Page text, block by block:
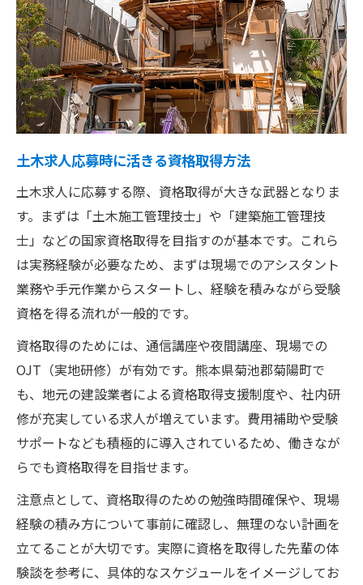
土木求人応募時に活きる資格取得方法
土木求人に応募する際、資格取得が大きな武器となりま
す。まずは「土木施工管理技士」や「建築施工管理技
士」などの国家資格取得を目指すのが基本です。これら
は実務経験が必要なため、まずは現場でのアシスタント
業務や手元作業からスタートし、経験を積みながら受験
資格を得る流れが一般的です。
資格取得のためには、通信講座や夜間講座、現場での
OJT（実地研修）が有効です。熊本県菊池郡菊陽町で
も、地元の建設業者による資格取得支援制度や、社内研
修が充実している求人が増えています。費用補助や受験
サポートなども積極的に導入されているため、働きなが
らでも資格取得を目指せます。
注意点として、資格取得のための勉強時間確保や、現場
経験の積み方について事前に確認し、無理のない計画を
立てることが大切です。実際に資格を取得した先輩の体
験談を参考に、具体的なスケジュールをイメージしてお